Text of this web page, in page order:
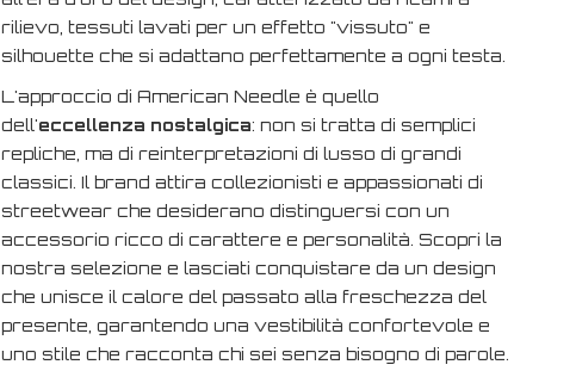
rilievo, tessuti lavati per un effetto "vissuto" e
silhouette che si adattano perfettamente a ogni testa.
L'approccio di American Needle è quello
dell'eccellenza nostalgica: non si tratta di semplici
repliche, ma di reinterpretazioni di lusso di grandi
classici. Il brand attira collezionisti e appassionati di
streetwear che desiderano distinguersi con un
accessorio ricco di carattere e personalità. Scopri la
nostra selezione e lasciati conquistare da un design
che unisce il calore del passato alla freschezza del
presente, garantendo una vestibilità confortevole e
uno stile che racconta chi sei senza bisogno di parole.